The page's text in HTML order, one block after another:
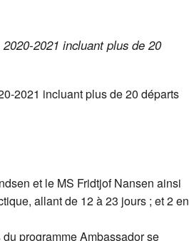
2021 incluant plus de 20
2021 incluant plus de 20 départs
et le MS Fridtjof Nansen ainsi
allant de 12 à 23 jours ; et 2 en
programme Ambassador se